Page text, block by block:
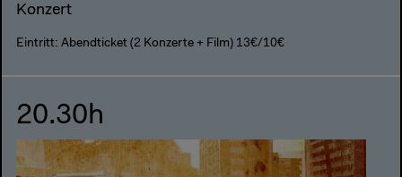
Konzert
Eintritt: Abendticket (2 Konzerte + Film) 13€/10€
20.30h